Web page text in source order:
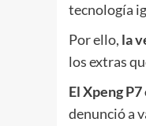
tecnología
Por ello, la
los extras
El Xpeng
denunció a